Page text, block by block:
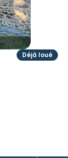
Déjà loué